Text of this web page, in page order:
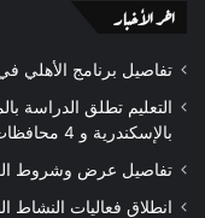
اخر الأخبار
تفاصيل برنامج الأهلي
التعليم تطلق الدراسة
بالإسكندرية و 4 محافظات بالجمهورية
تفاصيل عرض وشروط
انطلاق فعاليات النشاط